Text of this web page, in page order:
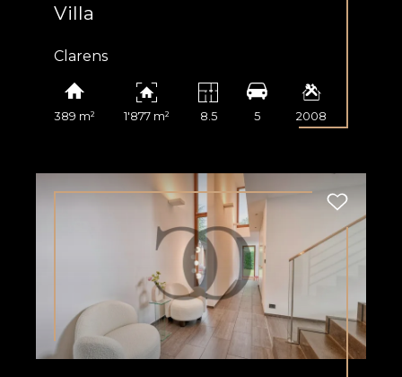
Villa
Clarens
389 m² 1'877 m² 8.5 5 2008